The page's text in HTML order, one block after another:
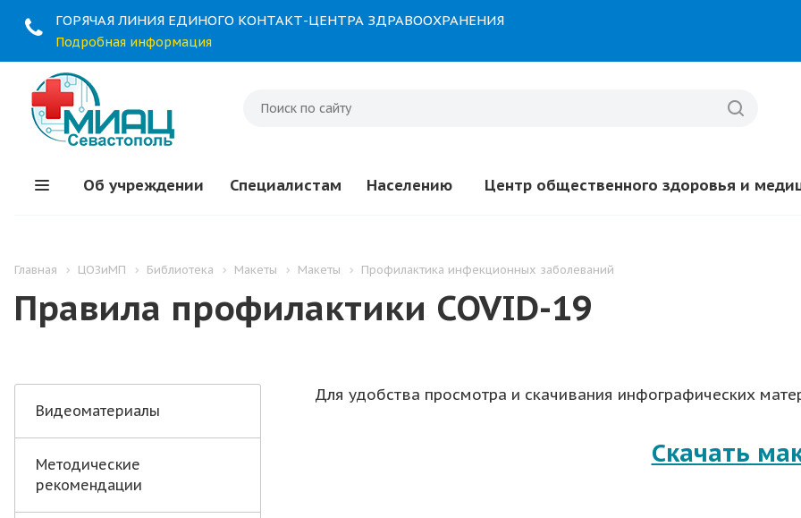
ГОРЯЧАЯ ЛИНИЯ ЕДИНОГО КОНТАКТ-ЦЕНТРА ЗДРАВООХРАНЕНИЯ
Подробная информация
Об учреждении Специалистам Населению Центр общественного здоровья и
Главная ЦОЗиМП Библиотека Макеты Макеты Профилактика инфекционных заболеваний
Правила профилактики COVID-19
Видеоматериалы
Методические
рекомендации
Для удобства просмотра и скачивания инфографических
Скачать